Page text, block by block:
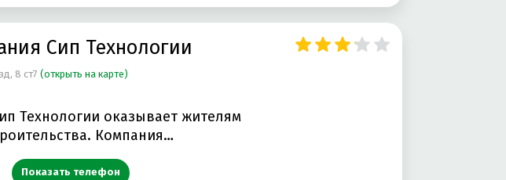
Сип Технологии
8 ст7 (открыть на карте)
Технологии оказывает жителям
Москвы услуги в сфере строительства. Компания…
Показать телефон